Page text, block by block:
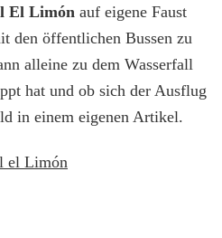
El Limón auf eigene Faust
den öffentlichen Bussen zu
alleine zu dem Wasserfall
hat und ob sich der Ausflug
in einem eigenen Artikel.